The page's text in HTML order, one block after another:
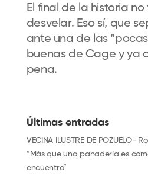
El final de la historia no
desvelar. Eso sí, que
ante una de las
buenas de Cage y ya
pena.
Últimas entradas
VECINA ILUSTRE DE POZUELO-
“Más que una panadería es
encuentro”